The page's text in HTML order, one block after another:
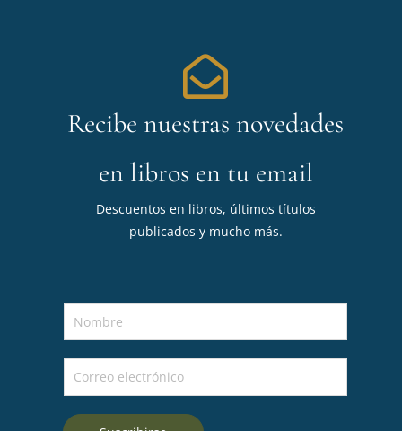
Recibe nuestras novedades
en libros en tu email
Descuentos en libros, últimos títulos
publicados y mucho más.
o
m
e
o